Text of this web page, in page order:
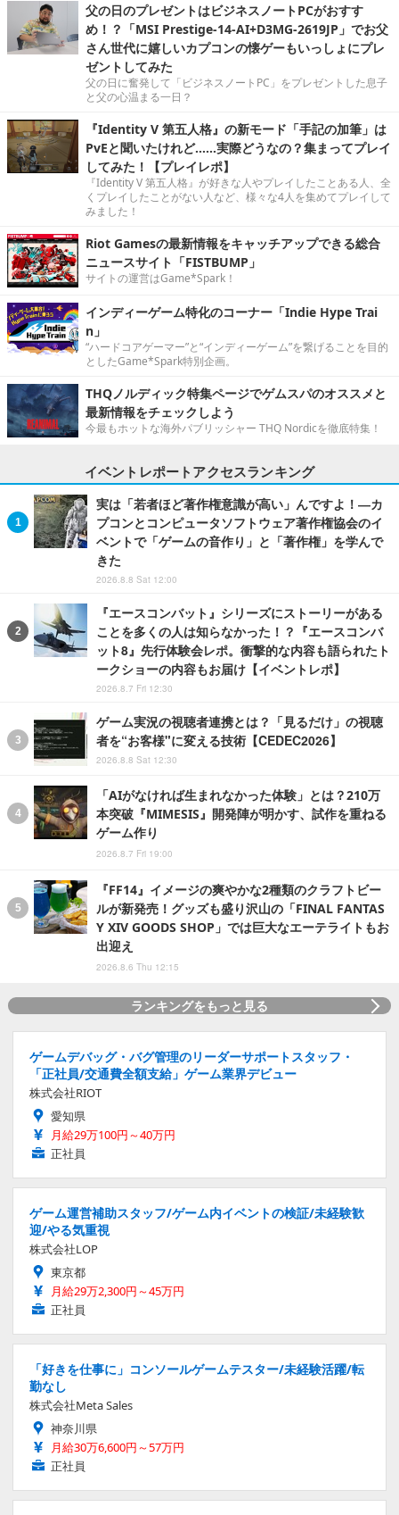
父の日のプレゼントはビジネスノートPCがおすす
め！？「MSI Prestige-14-AI+D3MG-2619JP」でお父
さん世代に嬉しいカプコンの懐ゲーもいっしょにプレ
ゼントしてみた
父の日に奮発して「ビジネスノートPC」をプレゼントした息子
と父の心温まる一日？
『Identity V 第五人格』の新モード「手記の加筆」は
PvEと聞いたけれど……実際どうなの？集まってプレイ
してみた！【プレイレポ】
『Identity V 第五人格』が好きな人やプレイしたことある人、全
くプレイしたことがない人など、様々な4人を集めてプレイして
みました！
Riot Gamesの最新情報をキャッチアップできる総合
ニュースサイト「FISTBUMP」
サイトの運営はGame*Spark！
インディーゲーム特化のコーナー「Indie Hype Trai
n」
“ハードコアゲーマー”と“インディーゲーム”を繋げることを目的
としたGame*Spark特別企画。
THQノルディック特集ページでゲムスパのオススメと
最新情報をチェックしよう
今最もホットな海外パブリッシャー THQ Nordicを徹底特集！
イベントレポートアクセスランキング
実は「若者ほど著作権意識が高い」んですよ！―カ
プコンとコンピュータソフトウェア著作権協会のイ
ベントで「ゲームの音作り」と「著作権」を学んで
きた
2026.8.8 Sat 12:00
『エースコンバット』シリーズにストーリーがある
ことを多くの人は知らなかった！？『エースコンバ
ット8』先行体験会レポ。衝撃的な内容も語られたト
ークショーの内容もお届け【イベントレポ】
2026.8.7 Fri 12:30
ゲーム実況の視聴者連携とは？「見るだけ」の視聴
者を“お客様"に変える技術【CEDEC2026】
2026.8.8 Sat 12:30
「AIがなければ生まれなかった体験」とは？210万
本突破『MIMESIS』開発陣が明かす、試作を重ねる
ゲーム作り
2026.8.7 Fri 19:00
『FF14』イメージの爽やかな2種類のクラフトビー
ルが新発売！グッズも盛り沢山の「FINAL FANTAS
Y XIV GOODS SHOP」では巨大なエーテライトもお
出迎え
2026.8.6 Thu 12:15
ランキングをもっと見る
ゲームデバッグ・バグ管理のリーダーサポートスタッフ・
「正社員/交通費全額支給」ゲーム業界デビュー
株式会社RIOT
愛知県
月給29万100円～40万円
正社員
ゲーム運営補助スタッフ/ゲーム内イベントの検証/未経験歓
迎/やる気重視
株式会社LOP
東京都
月給29万2,300円～45万円
正社員
「好きを仕事に」コンソールゲームテスター/未経験活躍/転
勤なし
株式会社Meta Sales
神奈川県
月給30万6,600円～57万円
正社員